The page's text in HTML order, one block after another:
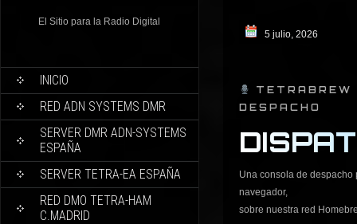
El Sitio para la Radio Digital
INICIO
RED ADN SYSTEMS DMR
SERVER DMR ADN-SYSTEMS
ESPAÑA
SERVER TETRA-EA ESPAÑA
RED DMO TETRA-HAM
C.MADRID
5 julio, 2026
TETRABREW
DESPACHO
Una consola de
navegador,
sobre nuestra red